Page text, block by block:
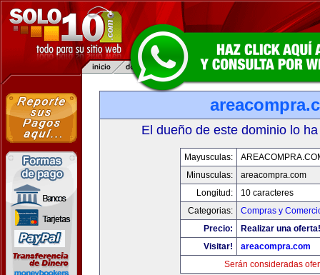
El dueño de este dominio lo
Mayusculas:
Minusculas:
areacompra.com
Longitud:
10 caracteres
Categorias:
Compras y
Precio:
Realizar una oferta!
Visitar!
areacompra.com
Serán consideradas